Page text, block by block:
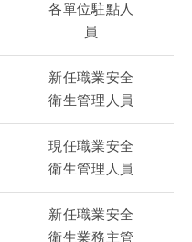
各單位駐點人
員
新任職業安全
衛生管理人員
現任職業安全
衛生管理人員
新任職業安全
衛生業務主管